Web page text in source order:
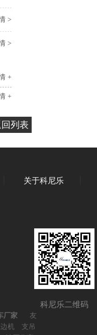
>
>
+
+
列表
关于科尼乐
厂家
友
机
支吊
科尼乐二维码